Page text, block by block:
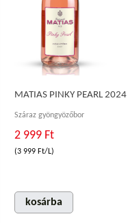
MATIAS PINKY PEARL 2024
Száraz gyöngyözőbor
2 999 Ft
(3 999 Ft/L)
kosárba